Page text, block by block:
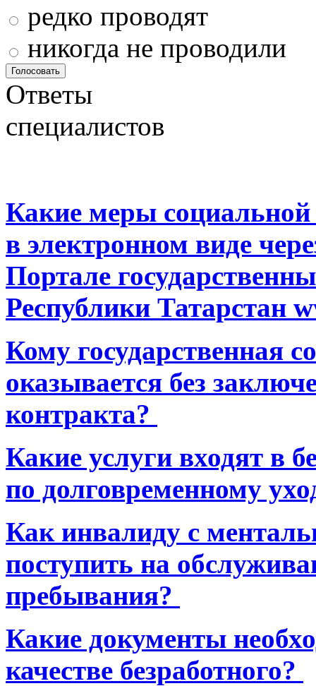
редко проводят
никогда не проводили
Ответы
специалистов
Какие меры
в электронном виде
Портале
Республики Татарстан
Кому государственная
оказывается без
контракта?
Какие услуги входят в
по долговременному
Как инвалиду с
поступить на
пребывания?
Какие документы
качестве безработного?